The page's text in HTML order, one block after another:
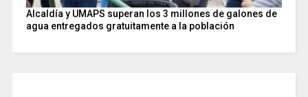
Alcaldía y UMAPS superan los 3 millones de galones de
agua entregados gratuitamente a la población